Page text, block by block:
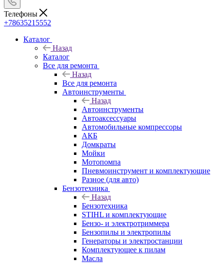
Телефоны
+78635215552
Каталог
Назад
Каталог
Все для ремонта
Назад
Все для ремонта
Автоинструменты
Назад
Автоинструменты
Автоаксессуары
Автомобильные компрессоры
АКБ
Домкраты
Мойки
Мотопомпа
Пневмоинструмент и комплектующие
Разное (для авто)
Бензотехника
Назад
Бензотехника
STIHL и комплектующие
Бензо- и электротриммера
Бензопилы и электропилы
Генераторы и электростанции
Комплектующее к пилам
Масла